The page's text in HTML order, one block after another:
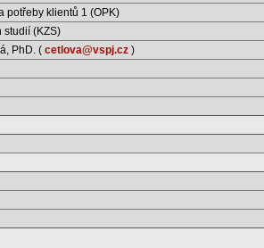
potřeby klientů 1 (OPK)
studií (KZS)
PhD. ( cetlova@vspj.cz )